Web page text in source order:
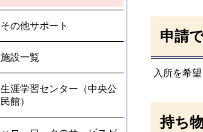
その他サポート
施設一覧
生涯学習センター（中央公
民館）
申請
入所を希
持ち